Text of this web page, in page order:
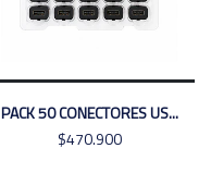
PACK 50 CONECTORES US...
$470.900